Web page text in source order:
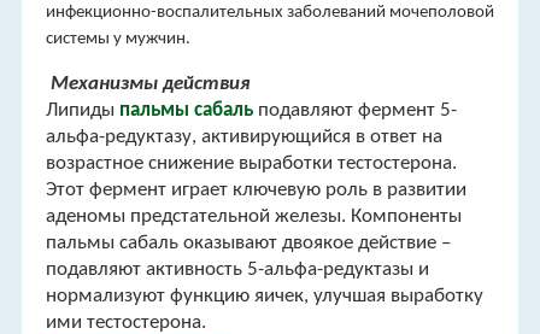
инфекционно-воспалительных заболеваний мочеполовой
системы у мужчин.
Механизмы действия
Липиды пальмы сабаль подавляют фермент 5-
альфа-редуктазу, активирующийся в ответ на
возрастное снижение выработки тестостерона.
Этот фермент играет ключевую роль в развитии
аденомы предстательной железы. Компоненты
пальмы сабаль оказывают двоякое действие –
подавляют активность 5-альфа-редуктазы и
нормализуют функцию яичек, улучшая выработку
ими тестостерона.